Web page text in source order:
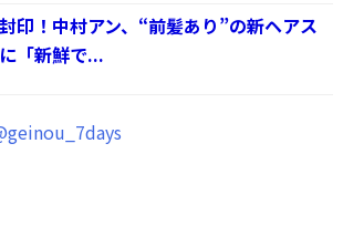
印！中村アン、“前髪あり”の新ヘアス
「新鮮で...